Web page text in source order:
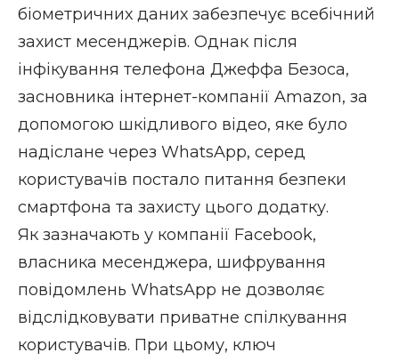
біометричних даних забезпечує всебічний
захист месенджерів. Однак після
інфікування телефона Джеффа Безоса,
засновника інтернет-компанії Amazon, за
допомогою шкідливого відео, яке було
надіслане через WhatsApp, серед
користувачів постало питання безпеки
смартфона та захисту цього додатку.
Як зазначають у компанії Facebook,
власника месенджера, шифрування
повідомлень WhatsApp не дозволяє
відслідковувати приватне спілкування
користувачів. При цьому, ключ